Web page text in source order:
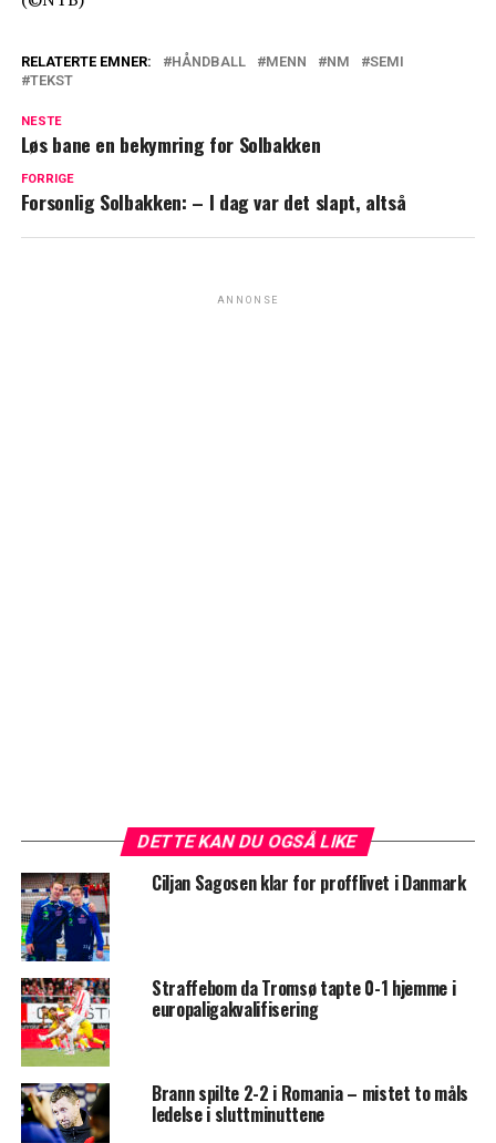
RELATERTE EMNER: HÅNDBALL MENN NM
SEMI
TEKST
NESTE
Løs bane en bekymring for Solbakken
FORRIGE
Forsonlig Solbakken: – I dag var det slapt, altså
ANNONSE
DETTE KAN DU OGSÅ LIKE
Ciljan Sagosen klar for profflivet i Danmark
Straffebom da Tromsø tapte 0-1 hjemme i
europaligakvalifisering
Brann spilte 2-2 i Romania – mistet to måls
ledelse i sluttminuttene